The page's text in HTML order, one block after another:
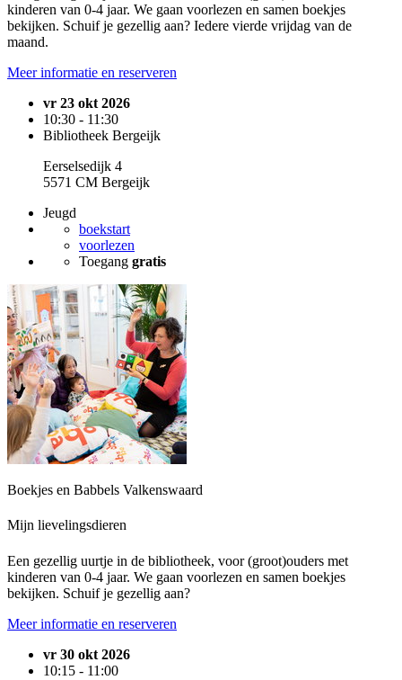
kinderen van 0-4 jaar. We gaan voorlezen en samen boekjes
bekijken. Schuif je gezellig aan? Iedere vierde vrijdag van de
maand.
Meer informatie en reserveren
vr 23 okt 2026
10:30 - 11:30
Bibliotheek Bergeijk
Eerselsedijk 4
5571 CM Bergeijk
Jeugd
boekstart
voorlezen
Toegang gratis
Boekjes en Babbels Valkenswaard
Mijn lievelingsdieren
Een gezellig uurtje in de bibliotheek, voor (groot)ouders met
kinderen van 0-4 jaar. We gaan voorlezen en samen boekjes
bekijken. Schuif je gezellig aan?
Meer informatie en reserveren
vr 30 okt 2026
10:15 - 11:00